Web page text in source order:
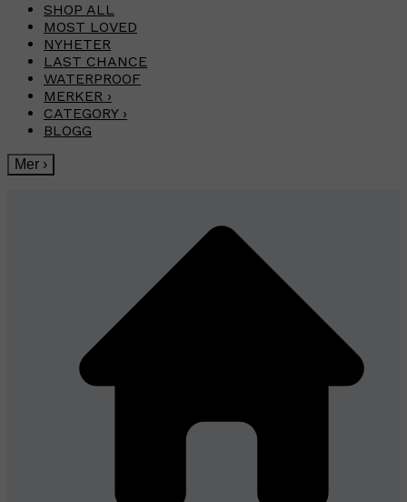
SHOP ALL
MOST LOVED
NYHETER
LAST CHANCE
WATERPROOF
MERKER ›
CATEGORY ›
BLOGG
Mer ›